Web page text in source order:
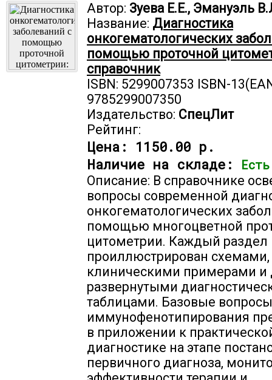
Автор: Зуева Е.Е., Эмануэль
Название: Диагностика
онкогематологических
помощью проточной
справочник
ISBN: 5299007353 ISBN-
9785299007350
Издательство: СпецЛит
Рейтинг:
Цена: 1150.00 р.
Наличие на складе:
Описание: В справочнике
вопросы современной
онкогематологических
помощью многоцветной
цитометрии. Каждый раздел
проиллюстрирован схемами,
клиническими примерами и
развернутыми
таблицами. Базовые вопросы
иммунофенотипирования
в приложении к
диагностике на этапе
первичного диагноза,